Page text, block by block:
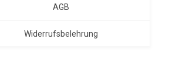
AGB
Widerrufsbelehrung